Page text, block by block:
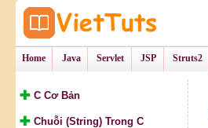
Home Java Servlet JSP Struts2
C Cơ Bản
Chuỗi (String) Trong C